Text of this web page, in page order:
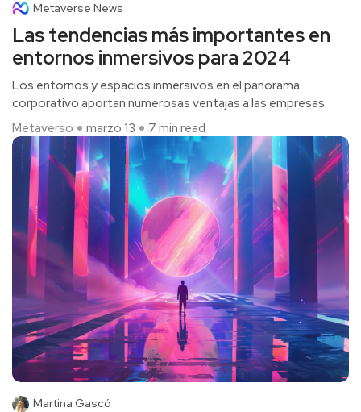
Metaverse News
Las tendencias más importantes en
entornos inmersivos para 2024
Los entornos y espacios inmersivos en el panorama
corporativo aportan numerosas ventajas a las empresas
Metaverso
marzo 13 7 min read
Martina Gascó